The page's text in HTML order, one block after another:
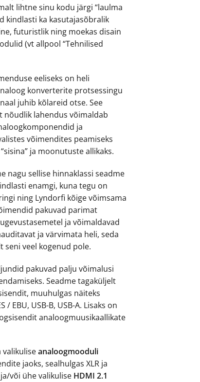
lihtne sinu kodu järgi “laulma
kindlasti ka kasutajasõbralik
futuristlik ning moekas disain
(vt allpool “Tehnilised
eeliseks on heli
konverterite protsessingu
juhib kõlareid otse. See
nõudlik lahendus võimaldab
ja
võimendites peamiseks
ja moonutuste allikaks.
nagu sellise hinnaklassi seadme
enamgi, kuna tegu on
ning Lyndorfi kõige võimsama
pakuvad parimat
ja võimaldavad
ja värvimata heli, seda
seni veel kogenud pole.
pakuvad palju võimalusi
Seadme tagaküljelt
muuhulgas näiteks
/ EBU, USB-B, USB-A. Lisaks on
analoogmuusikaallikate
valikuliseanaloogmooduli
jaoks, sealhulgas XLR ja
või ühe valikulise HDMI 2.1